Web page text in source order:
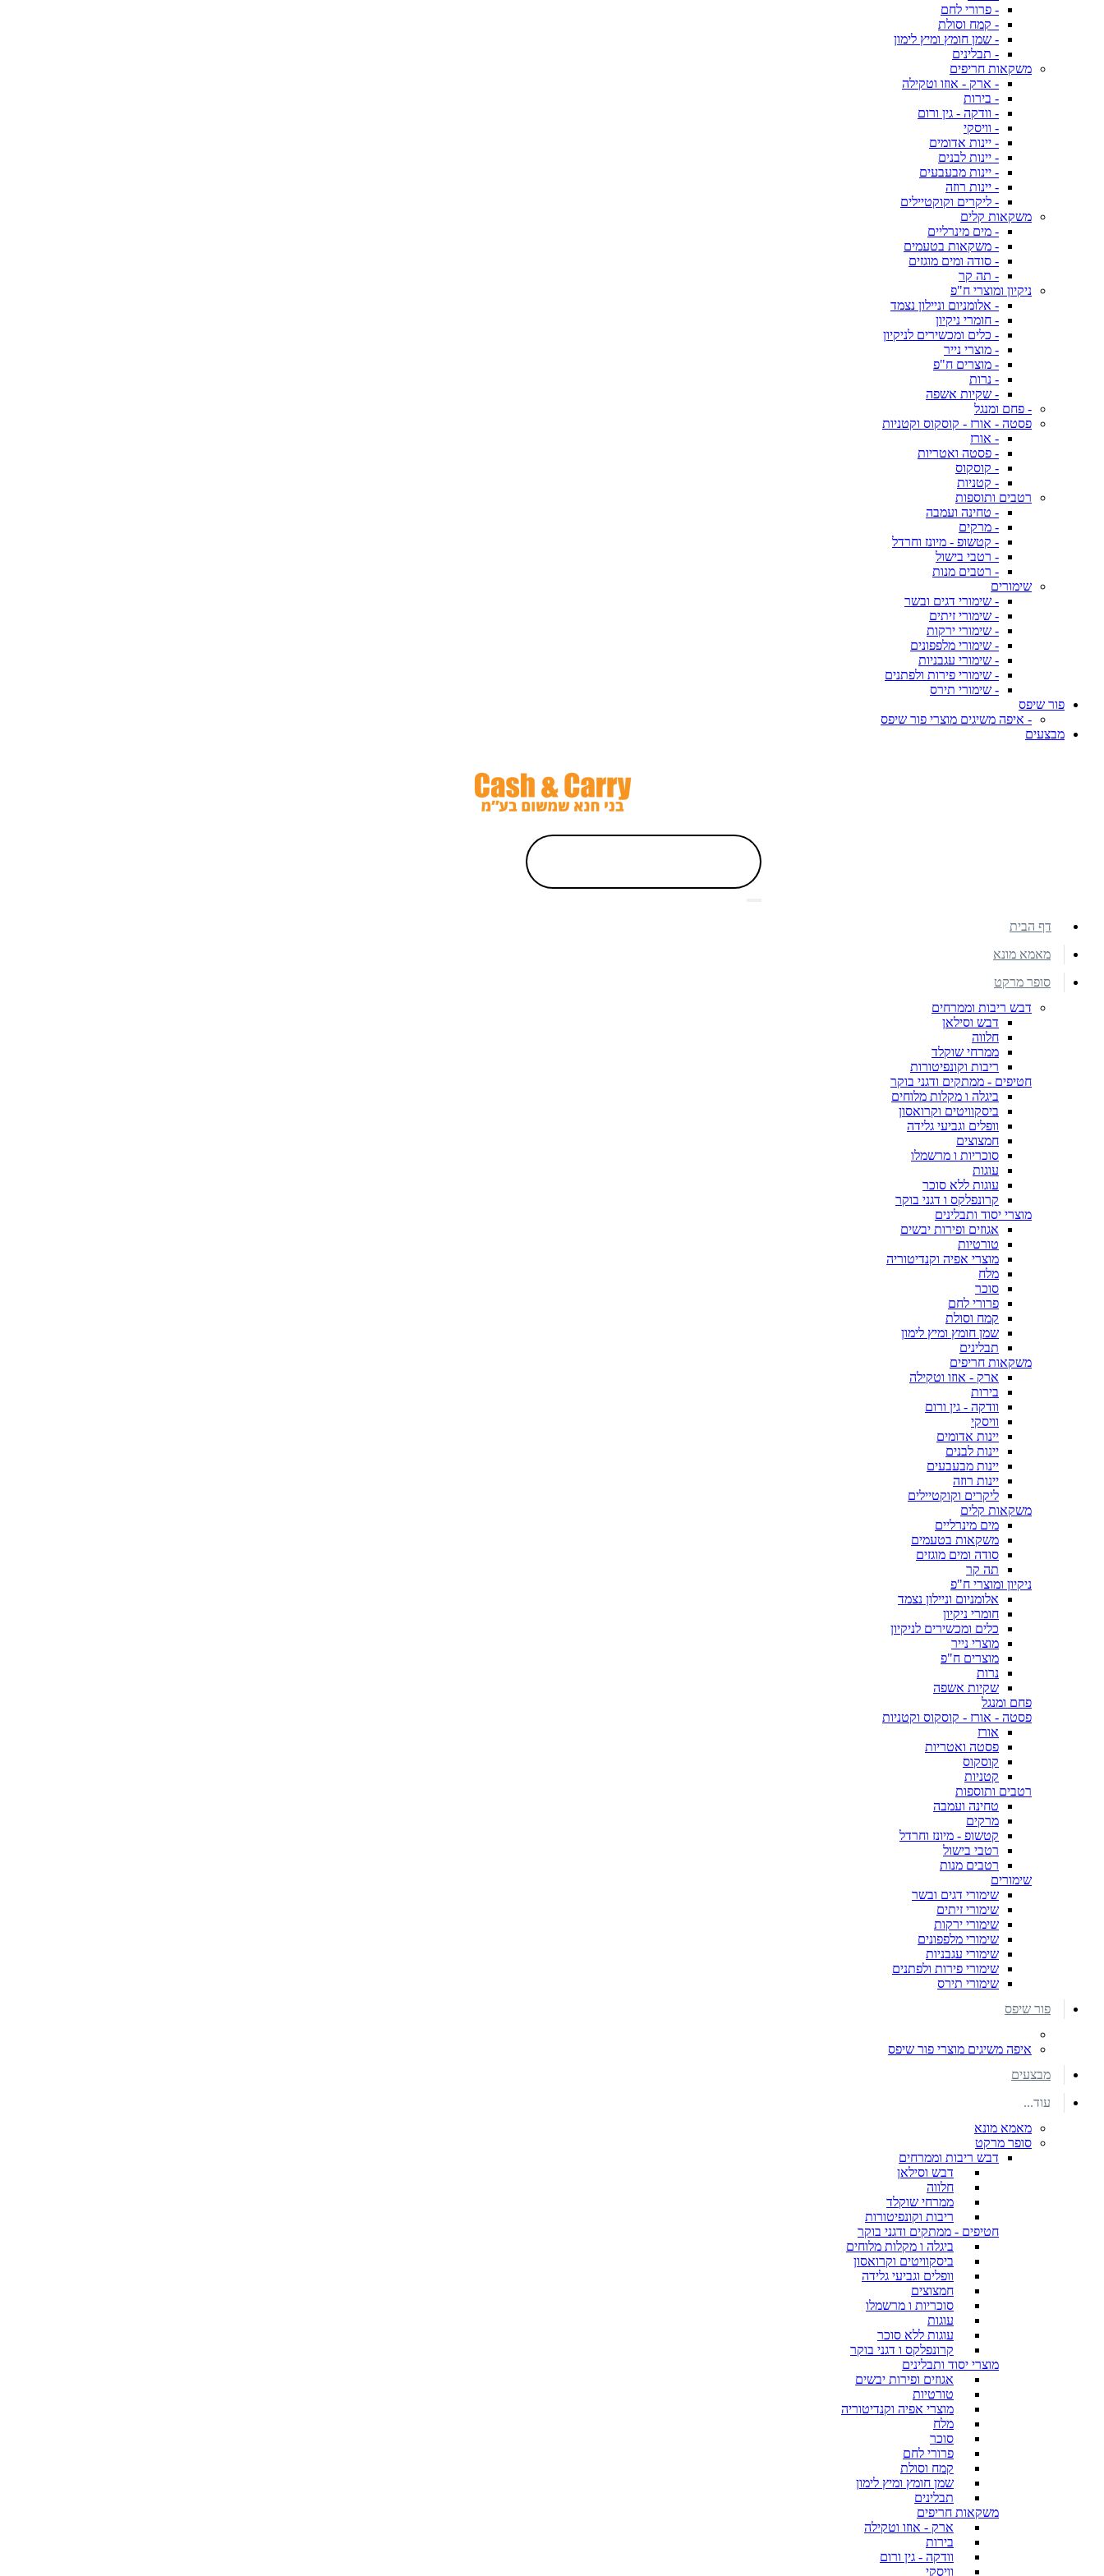
- פרורי לחם
- קמח וסולת
- שמן חומץ ומיץ לימון
- תבלינים
משקאות חריפים
- ארק - אוזו וטקילה
- בירות
- וודקה - גין ורום
- וויסקי
- יינות אדומים
- יינות לבנים
- יינות מבעבעים
- יינות רוזה
- ליקרים וקוקטיילים
משקאות קלים
- מים מינרליים
- משקאות בטעמים
- סודה ומים מוגזים
- תה קר
ניקיון ומוצרי ח"פ
- אלומניום וניילון נצמד
- חומרי ניקיון
- כלים ומכשירים לניקיון
- מוצרי נייר
- מוצרים ח"פ
- נרות
- שקיות אשפה
- פחם ומנגל
פסטה - אורז - קוסקוס וקטניות
- אורז
- פסטה ואטריות
- קוסקוס
- קטניות
רטבים ותוספות
- טחינה ועמבה
- מרקים
- קטשופ - מיונז וחרדל
- רטבי בישול
- רטבים מנות
שימורים
- שימורי דגים ובשר
- שימורי זיתים
- שימורי ירקות
- שימורי מלפפונים
- שימורי עגבניות
- שימורי פירות ולפתנים
- שימורי תירס
פור שיפס
- איפה משיגים מוצרי פור שיפס
מבצעים
דף הבית
מאמא מונא
סופר מרקט
דבש ריבות וממרחים
דבש וסילאן
חלווה
ממרחי שוקלד
ריבות וקונפיטורות
חטיפים - ממתקים ודגני בוקר
ביגלה ו מקלות מלוחים
ביסקוויטים וקרואסון
וופלים וגביעי גלידה
חמצוצים
סוכריות ו מרשמלו
עוגות
עוגות ללא סוכר
קרונפלקס ו דגני בוקר
מוצרי יסוד ותבלינים
אגוזים ופירות יבשים
טורטיות
מוצרי אפיה וקנדיטוריה
מלח
סוכר
פרורי לחם
קמח וסולת
שמן חומץ ומיץ לימון
תבלינים
משקאות חריפים
ארק - אוזו וטקילה
בירות
וודקה - גין ורום
וויסקי
יינות אדומים
יינות לבנים
יינות מבעבעים
יינות רוזה
ליקרים וקוקטיילים
משקאות קלים
מים מינרליים
משקאות בטעמים
סודה ומים מוגזים
תה קר
ניקיון ומוצרי ח"פ
אלומניום וניילון נצמד
חומרי ניקיון
כלים ומכשירים לניקיון
מוצרי נייר
מוצרים ח"פ
נרות
שקיות אשפה
פחם ומנגל
פסטה - אורז - קוסקוס וקטניות
אורז
פסטה ואטריות
קוסקוס
קטניות
רטבים ותוספות
טחינה ועמבה
מרקים
קטשופ - מיונז וחרדל
רטבי בישול
רטבים מנות
שימורים
שימורי דגים ובשר
שימורי זיתים
שימורי ירקות
שימורי מלפפונים
שימורי עגבניות
שימורי פירות ולפתנים
שימורי תירס
פור שיפס
איפה משיגים מוצרי פור שיפס
מבצעים
עוד...
מאמא מונא
סופר מרקט
דבש ריבות וממרחים
דבש וסילאן
חלווה
ממרחי שוקלד
ריבות וקונפיטורות
חטיפים - ממתקים ודגני בוקר
ביגלה ו מקלות מלוחים
ביסקוויטים וקרואסון
וופלים וגביעי גלידה
חמצוצים
סוכריות ו מרשמלו
עוגות
עוגות ללא סוכר
קרונפלקס ו דגני בוקר
מוצרי יסוד ותבלינים
אגוזים ופירות יבשים
טורטיות
מוצרי אפיה וקנדיטוריה
מלח
סוכר
פרורי לחם
קמח וסולת
שמן חומץ ומיץ לימון
תבלינים
משקאות חריפים
ארק - אוזו וטקילה
בירות
וודקה - גין ורום
וויסקי